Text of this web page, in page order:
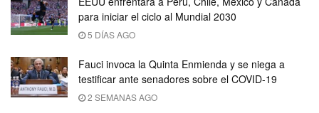
para iniciar el ciclo al Mundial 2030
5 DÍAS AGO
Fauci invoca la Quinta Enmienda y se niega a
testificar ante senadores sobre el COVID-19
2 SEMANAS AGO